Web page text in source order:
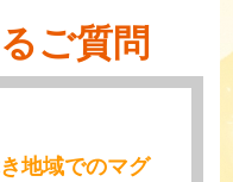
ご質問
地域でのマグ